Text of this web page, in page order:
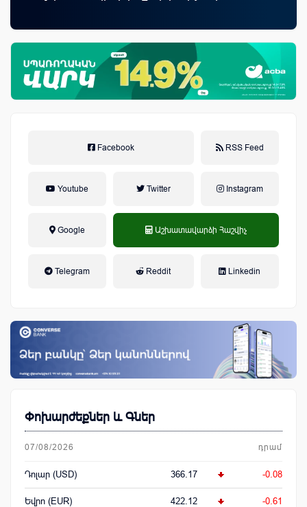
Facebook RSS Feed
Youtube Twitter Instagram
Google Աշխատավարձի Հաշվիչ
Telegram Reddit Linkedin
Փոխարժեքներ և Գներ
07/08/2026 դրամ
Դոլար (USD) 366.17 -0.08
Եվրո (EUR) 422.12 -0.61